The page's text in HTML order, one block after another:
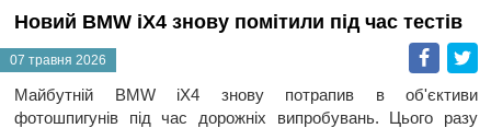
Новий BMW iX4 знову помітили під час тестів
07 травня 2026
Майбутній BMW iX4 знову потрапив в об'єктиви
фотошпигунів під час дорожніх випробувань. Цього разу